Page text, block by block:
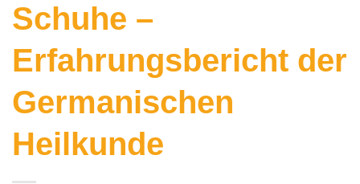
Schuhe –
Erfahrungsbericht der
Germanischen
Heilkunde